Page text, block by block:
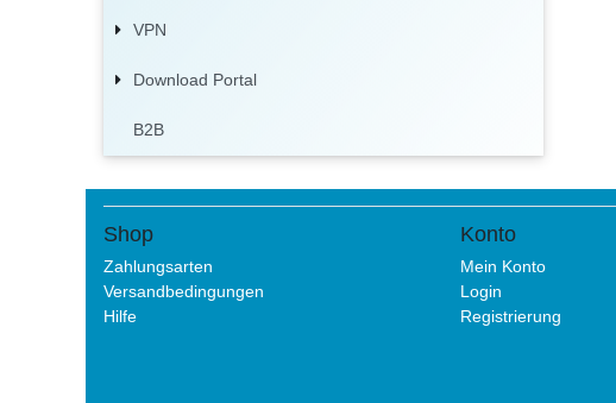
VPN
Download Portal
B2B
Shop
Zahlungsarten
Versandbedingungen
Hilfe
Konto
Mein Konto
Login
Registrierung